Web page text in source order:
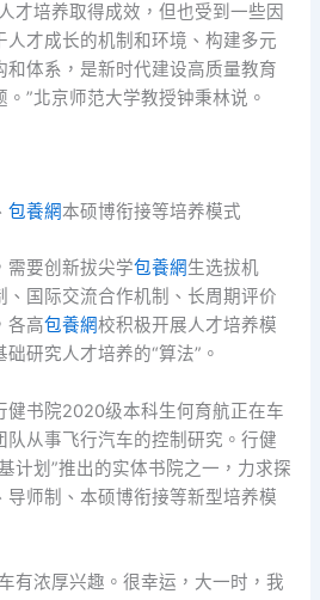
才培养取得成效，但也受到一些因
人才成长的机制和环境、构建多元
和体系，是新时代建设高质量教育
”北京师范大学教授钟秉林说。
包養網本硕博衔接等培养模式
需要创新拔尖学包養網生选拔机
、国际交流合作机制、长周期评价
各高包養網校积极开展人才培养模
研究人才培养的“算法”。
健书院2020级本科生何育航正在车
队从事飞行汽车的控制研究。行健
计划”推出的实体书院之一，力求探
导师制、本硕博衔接等新型培养模
有浓厚兴趣。很幸运，大一时，我